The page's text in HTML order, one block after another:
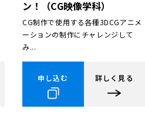
ン！（CG映像学科）
CG制作で使用する各種3DCGアニメ
ーションの制作にチャレンジして
み...
申し込む 詳しく見る